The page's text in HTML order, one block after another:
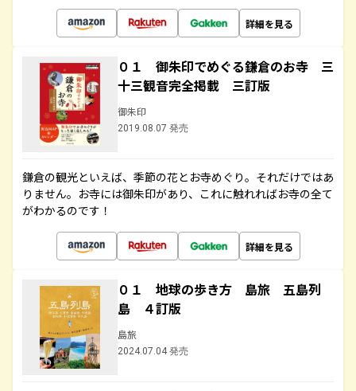
詳細を見る
０１ 御朱印でめぐる鎌倉のお寺 三
十三観音完全掲載 三訂版
御朱印
2019.08.07 発売
鎌倉の観光といえば、季節の花とお寺めぐり。それだけではあ
りません。お寺には御朱印があり、これに触れればお寺の全て
がわかるのです！
詳細を見る
０１ 地球の歩き方 島旅 五島列
島 ４訂版
島旅
2024.07.04 発売